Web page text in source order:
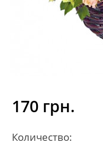
170 грн.
Количество: